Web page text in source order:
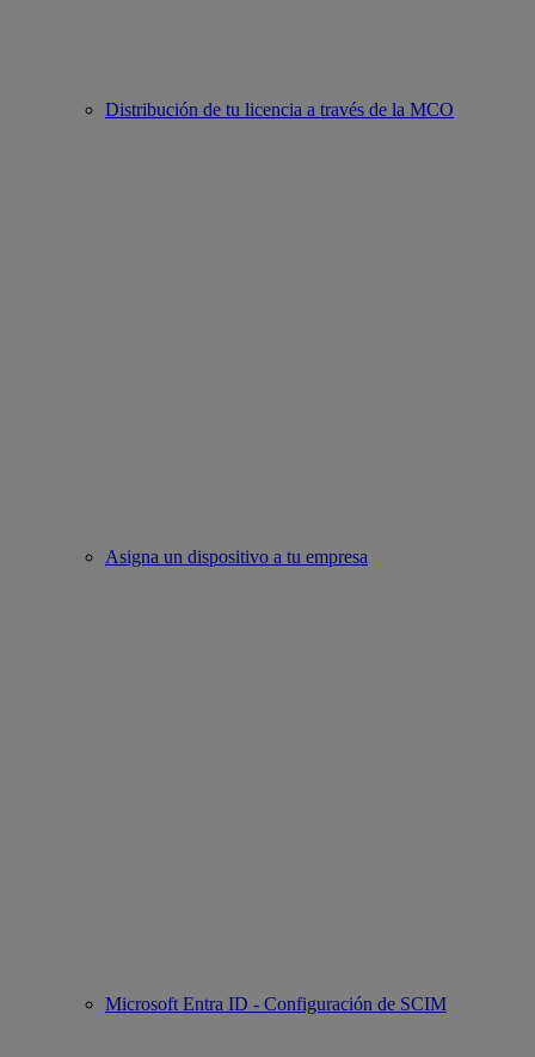
Distribución de tu licencia a través de la MCO
Asigna un dispositivo a tu empresa
Microsoft Entra ID - Configuración de SCIM